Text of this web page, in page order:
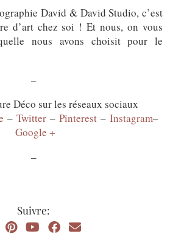
David & David Studio, c’est
d’art chez soi ! Et nous, on vous
nous avons choisit pour le
–
Déco sur les réseaux sociaux
– Twitter – Pinterest – Instagram–
Google +
–
Suivre: